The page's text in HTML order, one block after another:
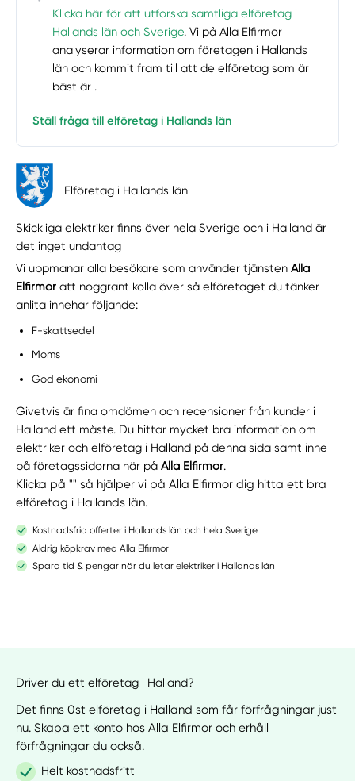
Klicka här för att utforska samtliga elföretag i
Hallands län och Sverige. Vi på Alla Elfirmor
analyserar information om företagen i Hallands
län och kommit fram till att de elföretag som är
bäst är .
Ställ fråga till elföretag i Hallands län
Elföretag i Hallands län
Skickliga elektriker finns över hela Sverige och i Halland är
det inget undantag
Vi uppmanar alla besökare som använder tjänstenAlla
Elfirmor att noggrant kolla över så elföretaget du tänker
anlita innehar följande:
F-skattsedel
Moms
God ekonomi
Givetvis är fina omdömen och recensioner från kunder i
Halland ett måste. Du hittar mycket bra information om
elektriker och elföretag i Halland på denna sida samt inne
på företagssidorna här påAlla Elfirmor.
Klicka på "" så hjälper vi på Alla Elfirmor dig hitta ett bra
elföretag i Hallands län.
Kostnadsfria offerter i Hallands län och hela Sverige
Aldrig köpkrav med Alla Elfirmor
Spara tid & pengar när du letar elektriker i Hallands län
Driver du ett elföretag i Halland?
Det finns 0st elföretag i Halland som får förfrågningar just
nu. Skapa ett konto hos Alla Elfirmor och erhåll
förfrågningar du också.
Helt kostnadsfritt